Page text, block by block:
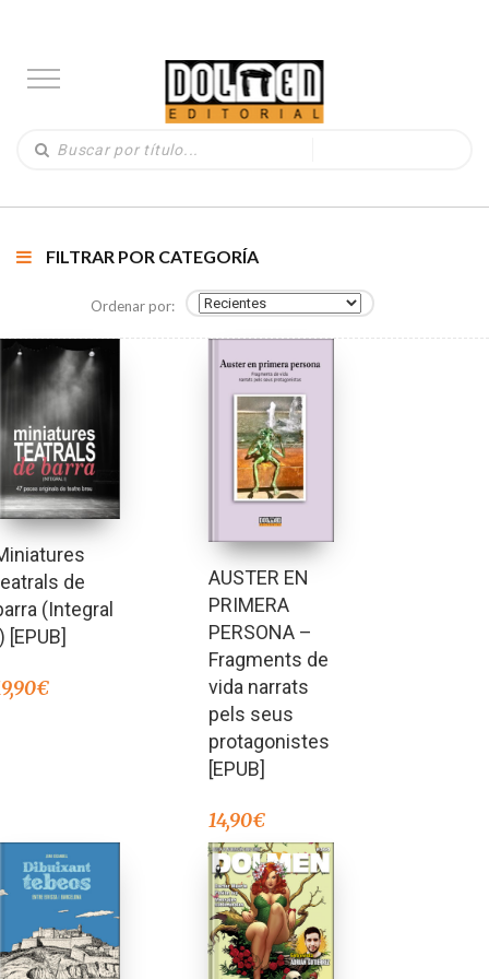
FILTRAR POR CATEGORÍA
Ordenar por:
de
(Integral
[EPUB]
€
AUSTER EN
PRIMERA
PERSONA –
Fragments de
vida narrats
pels seus
protagonistes
[EPUB]
14,90€